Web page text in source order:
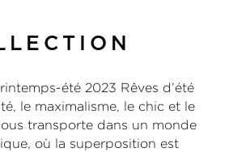
été 2023 Rêves d’été
le maximalisme, le chic et le
transporte dans un monde
où la superposition est